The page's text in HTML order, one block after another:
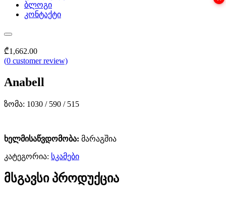
ბლოგი
კონტაქტი
₾1,662.00
(0 customer review)
Anabell
ზომა: 1030 / 590 / 515
ხელმისაწვდომობა: მარაგშია
კატეგორია: სკამები
მსგავსი პროდუქცია